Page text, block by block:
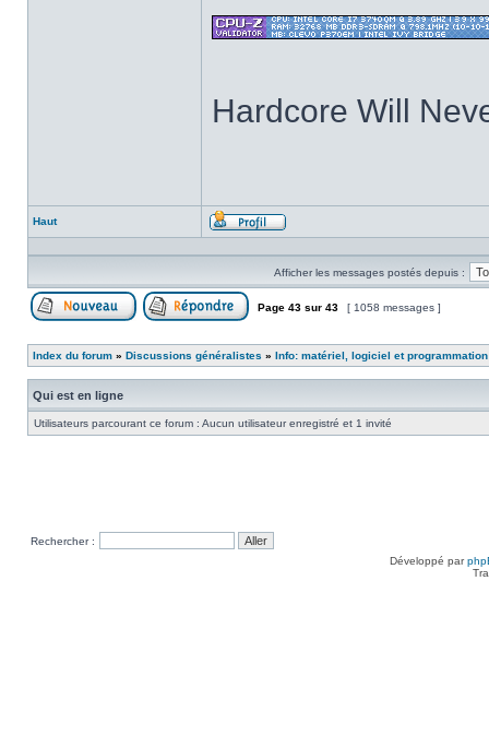
Hardcore Will
Haut
Profil
Afficher les messages postés depuis :
Page 43 sur 43 [ 1058 messages ]
Index du forum » Discussions généralistes » Info: matériel, logiciel et programmation
Qui est en ligne
Utilisateurs parcourant ce forum : Aucun utilisateur enregistré et 1 invité
Rechercher :
Développé par